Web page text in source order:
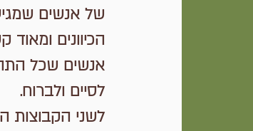
של אנשים
הכיוונים
אנשים שכל
לסיים ולברוח.
לשני הקבוצות